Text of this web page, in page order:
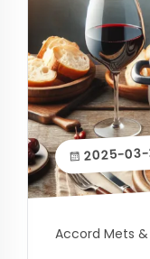
2025-
Accord Mets &